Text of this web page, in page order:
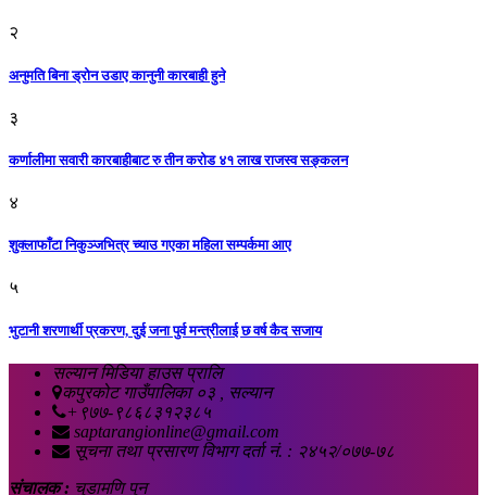
२
अनुमति बिना ड्रोन उडाए कानुनी कारबाही हुने
३
कर्णालीमा सवारी कारबाहीबाट रु तीन करोड ४१ लाख राजस्व सङ्कलन
४
शुक्लाफाँटा निकुञ्जभित्र च्याउ गएका महिला सम्पर्कमा आए
५
भुटानी शरणार्थी प्रकरण, दुई जना पुर्व मन्त्रीलाई छ वर्ष कैद सजाय
सल्यान मिडिया हाउस प्रालि
कपुरकोट गाउँपालिका ०३ , सल्यान
+९७७-९८६८३१२३८५
saptarangionline@gmail.com
सूचना तथा प्रसारण विभाग दर्ता नं. : २४५२/०७७-७८
संचालक : चुडामणि पुन